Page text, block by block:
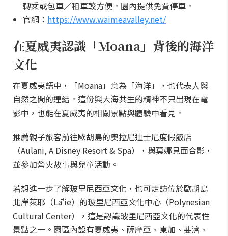
轉乘或包車／租車較方便。園內提供免費停車。
官網： https://www.waimeavalley.net/
在夏威夷認識「Moana」背後的海洋
文化
在夏威夷語中，「Moana」意為「海洋」，也代表人與
自然之間的連結。這份與大海共生的精神不只出現在電
影中，也能在夏威夷的相關景點與體驗中看見。
推薦親子旅客前往歐胡島的奧拉尼迪士尼度假飯店
（Aulani, A Disney Resort & Spa），與莫娜見面合影，
並參加營火故事與兒童活動。
若想進一步了解玻里尼西亞文化，也可走訪位於歐胡島
北岸萊耶（Lāʻie）的玻里尼西亞文化中心（Polynesian
Cultural Center），這是認識玻里尼西亞文化的代表性
景點之一。園區內設有夏威夷、薩摩亞、東加、斐濟、